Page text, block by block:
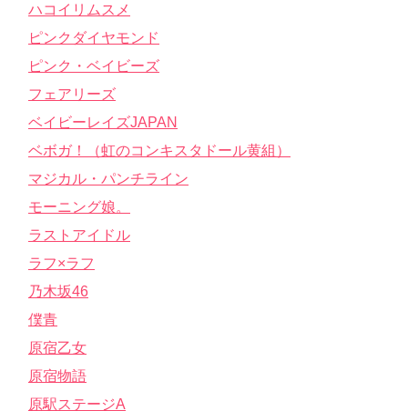
ハコイリムスメ
ピンクダイヤモンド
ピンク・ベイビーズ
フェアリーズ
ベイビーレイズJAPAN
ベボガ！（虹のコンキスタドール黄組）
マジカル・パンチライン
モーニング娘。
ラストアイドル
ラフ×ラフ
乃木坂46
僕青
原宿乙女
原宿物語
原駅ステージA